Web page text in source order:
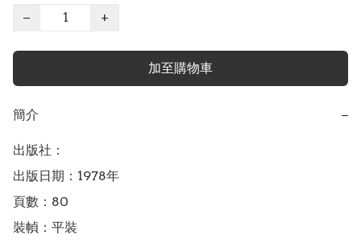
−
+
加至購物車
簡介 −
出版社：
出版日期：1978年
頁數：80
裝幀：平裝